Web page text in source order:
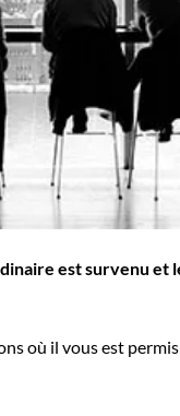
est survenu et
où il vous est